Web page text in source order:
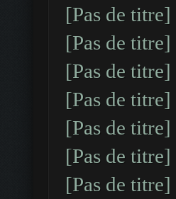
[Pas de titre]
[Pas de titre]
[Pas de titre]
[Pas de titre]
[Pas de titre]
[Pas de titre]
[Pas de titre]